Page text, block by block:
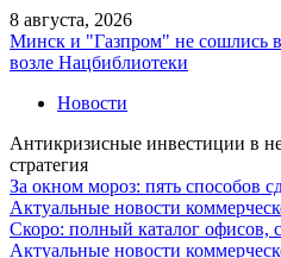
8 августа, 2026
Минск и "Газпром" не сошлись в
возле Нацбиблиотеки
Новости
Антикризисные инвестиции в
стратегия
За окном мороз: пять способов
Актуальные новости
Скоро: полный каталог офисов,
Актуальные новости